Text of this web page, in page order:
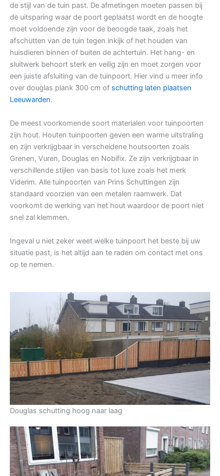
de stijl van de tuin past. De afmetingen moeten passen bij
de uitsparing waar de poort geplaatst wordt en de hoogte
moet voldoende zijn voor de beoogde taak, zoals het
afschutten van de tuin tegen inkijk of het houden van
huisdieren binnen of buiten de achtertuin. Het hang- en
sluitwerk behoort sterk en veilig zijn en moet zorgen voor
een juiste afsluiting van de tuinpoort. Hier vind u meer info
over douglas plank 300 cm of schutting laten plaatsen
Leeuwarden.
De meest voorkomende soort materialen voor tuinpoorten
zijn hout. Houten tuinpoorten geven een warme uitstraling
en zijn verkrijgbaar in verscheidene houtsoorten zoals
Grenen, Vuren, Douglas en Nobifix. Ze zijn verkrijgbaar in
verschillende stijlen van basis tot luxe zoals het merk
Viderim. Alle tuinpoorten van Prins Schuttingen zijn
standaard voorzien van een metalen raamwerk. Dat
voorkomt de werking van het hout waardoor de poort niet
snel zal klemmen.
Ingeval u niet zeker weet welke tuinpoort het beste bij uw
situatie past, is het altijd aan te raden om contact met ons
op te nemen.
Douglas schutting hoog naar laag